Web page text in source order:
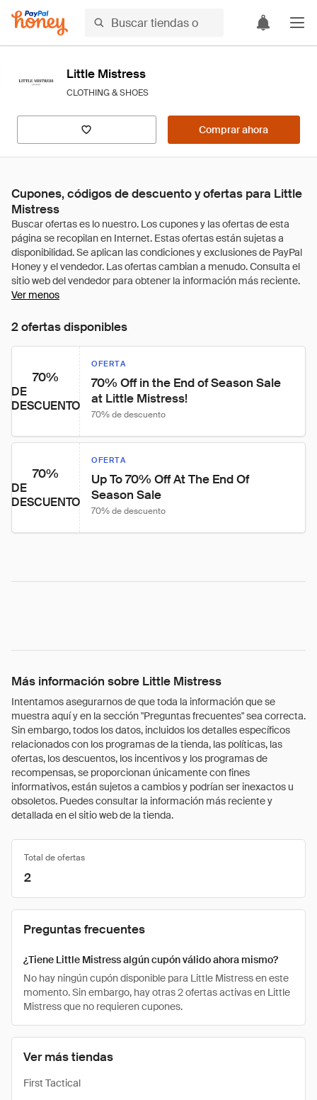
Little Mistress
CLOTHING & SHOES
Comprar ahora
Cupones, códigos de descuento y ofertas para Little
Mistress
Ver menos
2 ofertas disponibles
70%
DE
DESCUENTO
OFERTA
70% Off in the End of Season Sale
at Little Mistress!
70% de descuento
70%
DE
DESCUENTO
OFERTA
Up To 70% Off At The End Of
Season Sale
70% de descuento
Más información sobre Little Mistress
Intentamos asegurarnos de que toda la información que se
muestra aquí y en la sección "Preguntas frecuentes" sea correcta.
Sin embargo, todos los datos, incluidos los detalles específicos
relacionados con los programas de la tienda, las políticas, las
ofertas, los descuentos, los incentivos y los programas de
recompensas, se proporcionan únicamente con fines
informativos, están sujetos a cambios y podrían ser inexactos u
obsoletos. Puedes consultar la información más reciente y
detallada en el sitio web de la tienda.
Ver más tiendas
First Tactical
Total de ofertas
2
Preguntas frecuentes
¿Tiene Little Mistress algún cupón válido ahora mismo?
No hay ningún cupón disponible para Little Mistress en este
momento. Sin embargo, hay otras 2 ofertas activas en Little
Mistress que no requieren cupones.